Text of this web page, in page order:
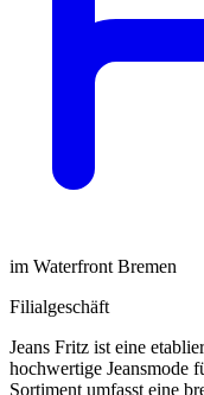
im Waterfront Bremen
Filialgeschäft
Jeans Fritz ist eine
hochwertige Jeansmode
Sortiment umfasst eine